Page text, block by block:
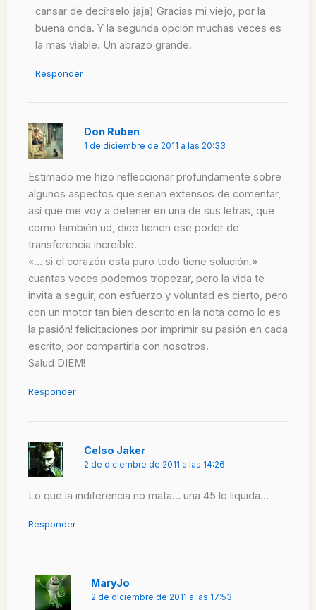
cansar de decírselo jaja) Gracias mi viejo, por la
buena onda. Y la segunda opción muchas veces es
la mas viable. Un abrazo grande.
Responder
Don Ruben
1 de diciembre de 2011 a las 20:33
Estimado me hizo refleccionar profundamente sobre
algunos aspectos que serian extensos de comentar,
así que me voy a detener en una de sus letras, que
como también ud, dice tienen ese poder de
transferencia increíble.
«… si el corazón esta puro todo tiene solución.»
cuantas veces podemos tropezar, pero la vida te
invita a seguir, con esfuerzo y voluntad es cierto, pero
con un motor tan bien descrito en la nota como lo es
la pasión! felicitaciones por imprimir su pasión en cada
escrito, por compartirla con nosotros.
Salud DIEM!
Responder
Celso Jaker
2 de diciembre de 2011 a las 14:26
Lo que la indiferencia no mata… una 45 lo liquida…
Responder
MaryJo
2 de diciembre de 2011 a las 17:53